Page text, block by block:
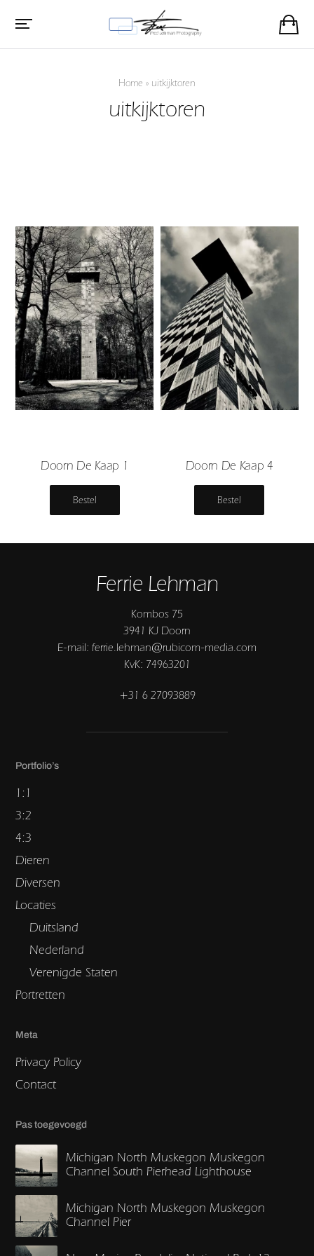
Home » uitkijktoren
uitkijktoren
Doorn De Kaap 1
Bestel
Doorn De Kaap 4
Bestel
Ferrie Lehman
Kombos 75
3941 KJ Doorn
E-mail: ferrie.lehman@rubicom-media.com
KvK: 74963201
+31 6 27093889
Portfolio’s
1:1
3:2
4:3
Dieren
Diversen
Locaties
Duitsland
Nederland
Verenigde Staten
Portretten
Meta
Privacy Policy
Contact
Pas toegevoegd
Michigan North Muskegon Muskegon
Channel South Pierhead Lighthouse
Michigan North Muskegon Muskegon
Channel Pier